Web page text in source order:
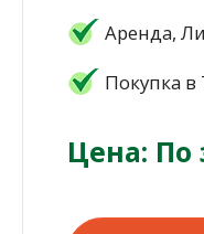
Аренда,
Покупка в
Цена: По